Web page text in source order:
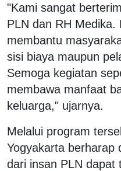
"Kami sangat
PLN dan RH Medika.
membantu
sisi biaya maupun
Semoga kegiatan
membawa manfaat
keluarga," ujarnya.
Melalui program
Yogyakarta berharap
dari insan PLN dapat